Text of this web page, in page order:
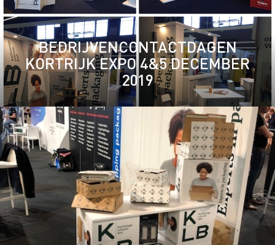
BEDRIJVENCONTACTDAGEN
KORTRIJK EXPO 4&5 DECEMBER
2019